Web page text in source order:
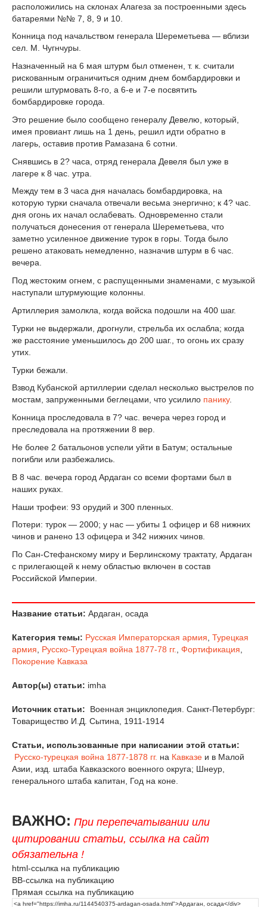
расположились на склонах Алагеза за построенными здесь
батареями №№ 7, 8, 9 и 10.
Конница под начальством генерала Шереметьева — вблизи
сел. М. Чугнчуры.
Назначенный на 6 мая штурм был отменен, т. к. считали
рискованным ограничиться одним днем бомбардировки и
решили штурмовать 8-го, а 6-е и 7-е посвятить
бомбардировке города.
Это решение было сообщено генералу Девелю, который,
имея провиант лишь на 1 день, решил идти обратно в
лагерь, оставив против Рамазана 6 сотни.
Снявшись в 2? часа, отряд генерала Девеля был уже в
лагере к 8 час. утра.
Между тем в 3 часа дня началась бомбардировка, на
которую турки сначала отвечали весьма энергично; к 4? час.
дня огонь их начал ослабевать. Одновременно стали
получаться донесения от генерала Шереметьева, что
заметно усиленное движение турок в горы. Тогда было
решено атаковать немедленно, назначив штурм в 6 час.
вечера.
Под жестоким огнем, с распущенными знаменами, с музыкой
наступали штурмующие колонны.
Артиллерия замолкла, когда войска подошли на 400 шаг.
Турки не выдержали, дрогнули, стрельба их ослабла; когда
же расстояние уменьшилось до 200 шаг., то огонь их сразу
утих.
Турки бежали.
Взвод Кубанской артиллерии сделал несколько выстрелов по
мостам, запруженными беглецами, что усилило панику.
Конница проследовала в 7? час. вечера через город и
преследовала на протяжении 8 вер.
Не более 2 батальонов успели уйти в Батум; остальные
погибли или разбежались.
В 8 час. вечера город Ардаган со всеми фортами был в
наших руках.
Наши трофеи: 93 орудий и 300 пленных.
Потери: турок — 2000; у нас — убиты 1 офицер и 68 нижних
чинов и ранено 13 офицера и 342 нижних чинов.
По Сан-Стефанскому миру и Берлинскому трактату, Ардаган
с прилегающей к нему областью включен в состав
Российской Империи.
Название статьи: Ардаган, осада
Категория темы: Русская Императорская армия Турецкая
армия
Русско-Турецкая война 1877-78 гг. Фортификация
Покорение Кавказа
Автор(ы) статьи: imha
Источник статьи:
Военная энциклопедия. Санкт-Петербург:
Товарищество И.Д. Сытина, 1911-1914
Статьи, использованные при написании этой статьи:
Русско-турецкая война 1877-1878 гг. на Кавказе и в Малой
Азии, изд. штаба Кавказского военного округа; Шнеур,
генерального штаба капитан, Год на коне.
ВАЖНО: При перепечатывании или
цитировании статьи, ссылка на сайт
обязательна !
html-ссылка на публикацию
BB-ссылка на публикацию
Прямая ссылка на публикацию